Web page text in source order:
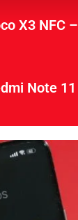
X3 NFC
Note